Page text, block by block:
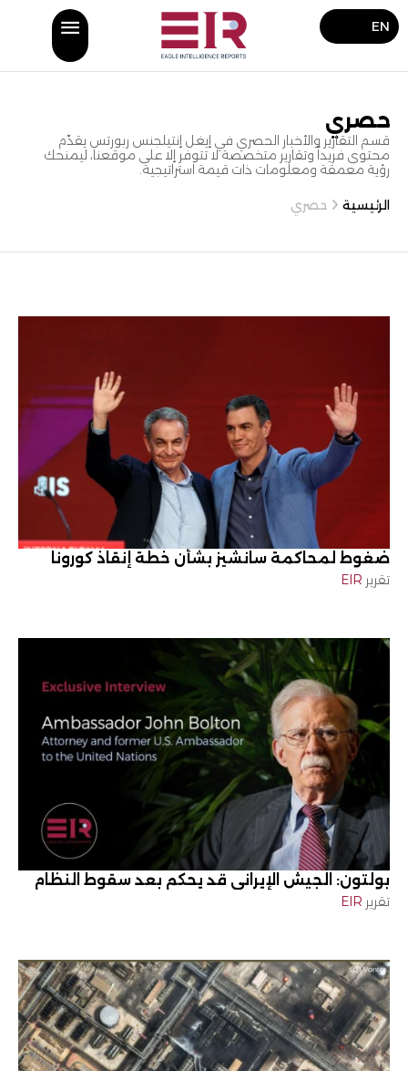
EN
حصري
قسم التقارير والأخبار الحصري في إيغل إنتيلجنس ربورتس يقدّم
محتوى فريداً وتقارير متخصصة لا تتوفر إلا على موقعنا، ليمنحك
رؤية معمقة ومعلومات ذات قيمة استراتيجية.
الرئيسية حصري
ضغوط لمحاكمة سانشيز بشأن خطة إنقاذ كورونا
تقرير EIR
بولتون: الجيش الإيراني قد يحكم بعد سقوط النظام
تقرير EIR